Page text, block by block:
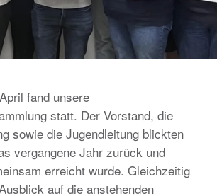
fand unsere
statt. Der Vorstand, die
sowie die Jugendleitung blickten
vergangene Jahr zurück und
erreicht wurde. Gleichzeitig
auf die anstehenden